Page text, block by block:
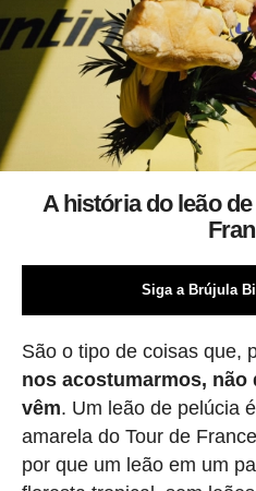
A história do leão
Siga a Brújula
São o tipo de coisas que,
nos acostumarmos,
vêm. Um leão de pelúcia
amarela do Tour de
por que um leão em um